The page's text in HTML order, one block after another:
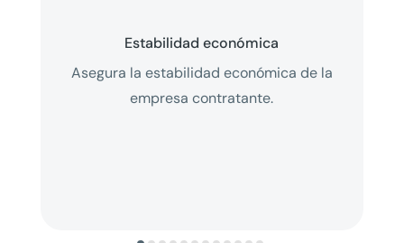
Estabilidad económica
Asegura la estabilidad económica de la
empresa contratante.